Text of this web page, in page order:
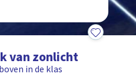
van zonlicht
in de klas